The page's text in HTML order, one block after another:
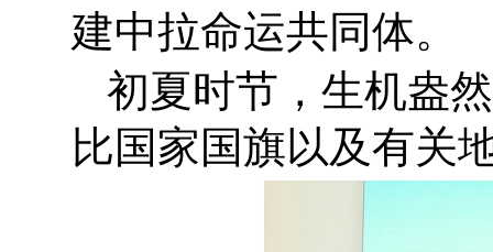
建中拉命运共同体。
初夏时节，生机盎
比国家国旗以及有关